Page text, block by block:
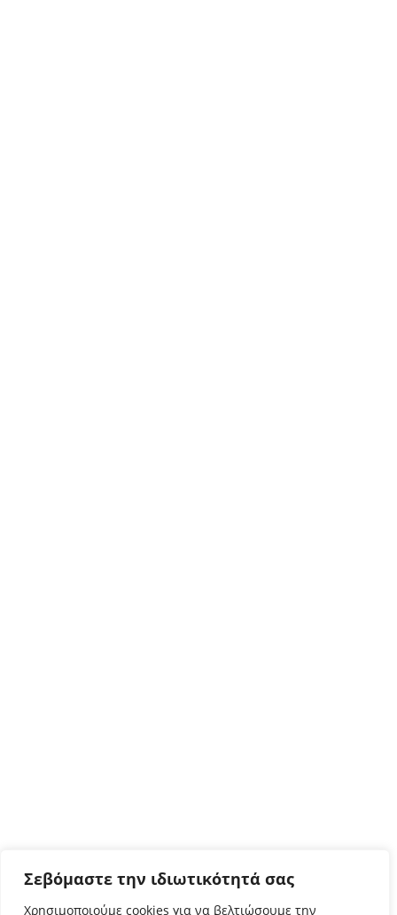
Σεβόμαστε την ιδιωτικότητά σας
Χρησιμοποιούμε cookies για να βελτιώσουμε την